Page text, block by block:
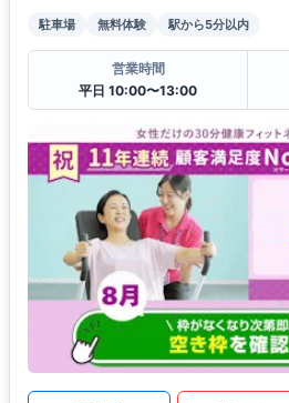
駐車場 無料体験 駅から5分以内
営業時間
平日 10:00〜13:00